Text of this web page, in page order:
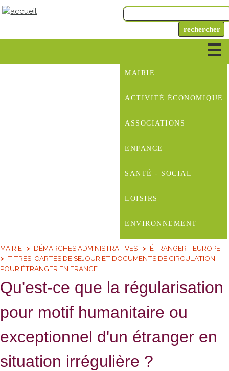
MAIRIE
ACTIVITÉ ÉCONOMIQUE
ASSOCIATIONS
ENFANCE
SANTÉ - SOCIAL
LOISIRS
ENVIRONNEMENT
MAIRIE DÉMARCHES ADMINISTRATIVES
ÉTRANGER - EUROPE
TITRES, CARTES DE SÉJOUR ET DOCUMENTS DE CIRCULATION
POUR ÉTRANGER EN FRANCE
Qu'est-ce que la régularisation
pour motif humanitaire ou
exceptionnel d'un étranger en
situation irrégulière ?